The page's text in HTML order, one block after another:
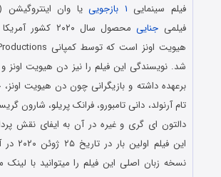
فیلم سینمایی ۱ بازجویی یا وان اینتروگیشن
فیلمی جنایی
محصول سال ۲۰۲۰
شد. نویسندگی این فیلم را نیز دن هیویت اونز
برعهده داشته و بازیگرانی چون دن هیویت
تام آرنولد، دانی تامبورو، فرانک پریلو، شارون
دالتون ای گری و غیره در آن به ایفای نقش
این فیلم
نسخه زبان اصلی این فیلم را میتوانید با لینک